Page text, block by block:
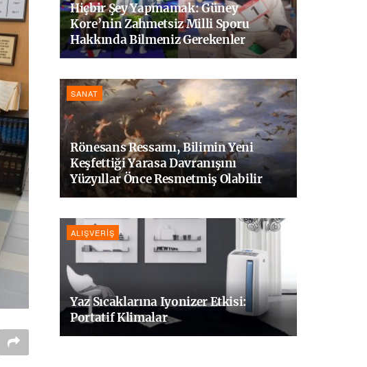
Hiçbir Şey Yapmamak: Güney
Kore’nin Zahmetsiz Milli Sporu
Hakkında Bilmeniz Gerekenler
SANAT
Rönesans Ressamı, Bilimin Yeni
Keşfettiği Yarasa Davranışını
Yüzyıllar Önce Resmetmiş Olabilir
ALIŞVERIŞ
Yaz Sıcaklarına Iyonizer Etkisi:
Portatif Klimalar